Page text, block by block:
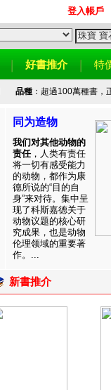
登入帳戶
好書推介 特
品種：超過100萬種書，
同为造物
我们对其他动物的
责任，人类有责任
将一切有感受能力
的动物，都作为康
德所说的“目的自
身”来对待。集中呈
现了科斯嘉德关于
动物议题的核心研
究成果，也是动物
伦理领域的重要著
作。...
新書推介